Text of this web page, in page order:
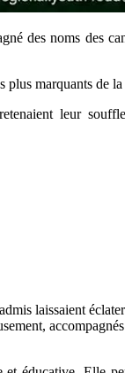
des noms des
plus marquants de
leur
laissaient